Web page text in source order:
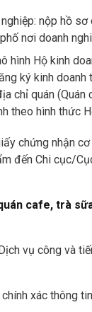
nộp hồ
nơi doanh
hình Hộ kinh
ký kinh doanh
chỉ quán (Quán
theo hình thức
chứng nhận
đến Chi cục/
cafe, trà
vụ công và
xác thông tin